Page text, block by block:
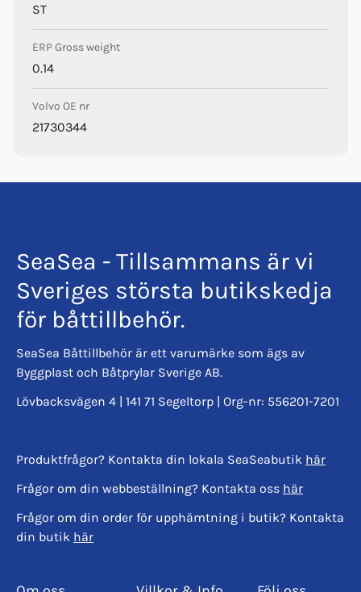
ST
ERP Gross weight
0.14
Volvo OE nr
21730344
SeaSea - Tillsammans är vi
Sveriges största butikskedja
för båttillbehör.
SeaSea Båttillbehör är ett varumärke som ägs av
Byggplast och Båtprylar Sverige AB.
Lövbacksvägen 4 | 141 71 Segeltorp | Org-nr: 556201-7201
Produktfrågor? Kontakta din lokala SeaSeabutik här
Frågor om din webbeställning? Kontakta oss här
Frågor om din order för upphämtning i butik? Kontakta
din butik här